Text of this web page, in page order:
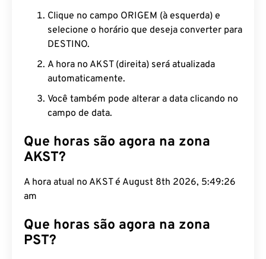
Clique no campo ORIGEM (à esquerda) e
selecione o horário que deseja converter para
DESTINO.
A hora no AKST (direita) será atualizada
automaticamente.
Você também pode alterar a data clicando no
campo de data.
Que horas são agora na zona
AKST?
A hora atual no AKST é August 8th 2026, 5:49:27
am
Que horas são agora na zona
PST?